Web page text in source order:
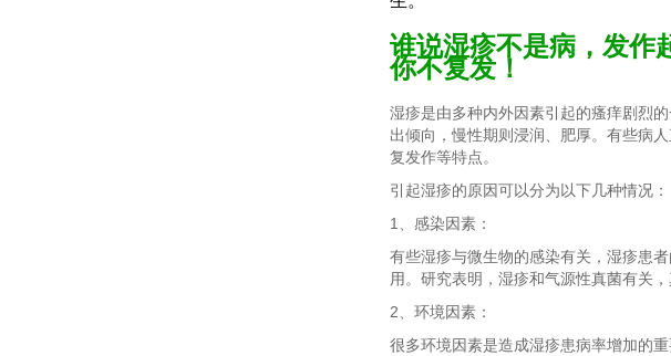
谁说湿疹不是病，发作
你不复发！
湿疹是由多种内外因素引起的瘙痒剧烈
出倾向，慢性期则浸润、肥厚。有些病
复发作等特点。
引起湿疹的原因可以分为以下几种情况：
1、感染因素：
有些湿疹与微生物的感染有关，湿疹患
用。研究表明，湿疹和气源性真菌有关
2、环境因素：
很多环境因素是造成湿疹患病率增加的